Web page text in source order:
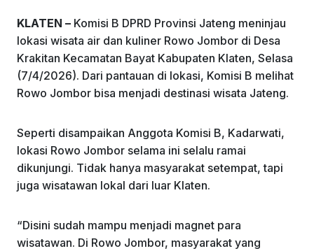
o
k
p
KLATEN – Komisi B DPRD Provinsi Jateng meninjau
lokasi wisata air dan kuliner Rowo Jombor di Desa
Krakitan Kecamatan Bayat Kabupaten Klaten, Selasa
(7/4/2026). Dari pantauan di lokasi, Komisi B melihat
Rowo Jombor bisa menjadi destinasi wisata Jateng.
Seperti disampaikan Anggota Komisi B, Kadarwati,
lokasi Rowo Jombor selama ini selalu ramai
dikunjungi. Tidak hanya masyarakat setempat, tapi
juga wisatawan lokal dari luar Klaten.
“Disini sudah mampu menjadi magnet para
wisatawan. Di Rowo Jombor, masyarakat yang